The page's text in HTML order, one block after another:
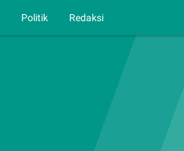
Politik Redaksi